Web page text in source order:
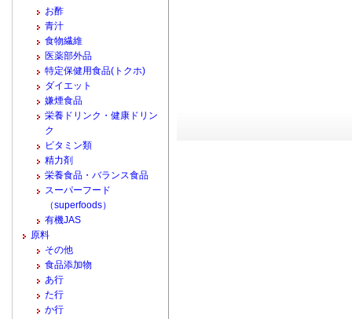
お酢
青汁
食物繊維
医薬部外品
特定保健用食品(トクホ)
ダイエット
嫌煙食品
栄養ドリンク・健康ドリン
ク
ビタミン類
精力剤
栄養食品・バランス食品
スーパーフード
（superfoods）
有機JAS
原料
その他
食品添加物
あ行
た行
か行